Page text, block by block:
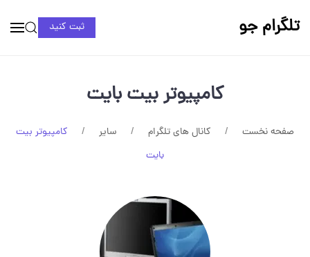
تلگرام جو ثبت کنید
کامپیوتر بیت بایت
صفحه نخست کانال های تلگرام سایر
کامپیوتر بیت
بایت